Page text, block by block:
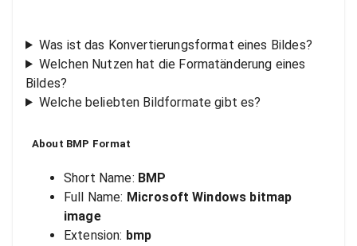
Was ist das Konvertierungsformat eines Bildes?
Welchen Nutzen hat die Formatänderung eines
Bildes?
Welche beliebten Bildformate gibt es?
About BMP Format
Short Name: BMP
Full Name: Microsoft Windows bitmap
image
Extension: bmp